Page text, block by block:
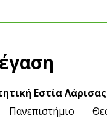
Εστία Λάρισας